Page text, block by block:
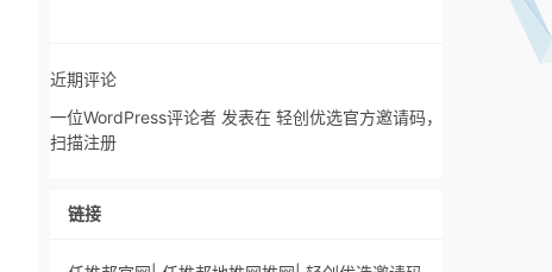
近期评论
一位WordPress评论者 发表在 轻创优选官方邀请码，
扫描注册
链接